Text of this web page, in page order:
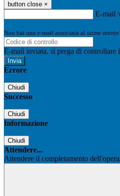
button close ×
E-mail
Non hai una e-mail associata al nome
E-mail inviata, si prega di controllare
Errore
Chiudi
Successo
Chiudi
Informazione
Chiudi
Attendere...
Attendere il completamento